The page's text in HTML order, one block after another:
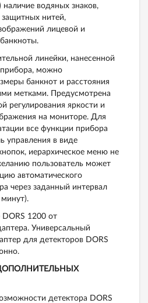
водяных знаков,
нитей,
лицевой и
линейки, нанесенной
прибора, можно
банкнот и расстояния
метками. Предусмотрена
регулирования яркости и
на мониторе. Для
все функции прибора
управления в виде
иерархическое меню не
пользователь может
автоматического
через заданный интервал
1200 от
Универсальный
для детекторов DORS
детектора DORS